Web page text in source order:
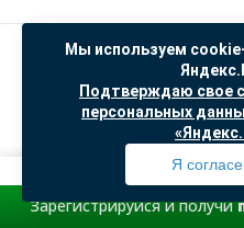
Политика
Согласие на
"© ООО “САНТЕХГИД”, 2026. Все права
офертой, цены и
Мы используем
Подтверждаю свое
персональных
Я
Профиль Товары
получипромокод со